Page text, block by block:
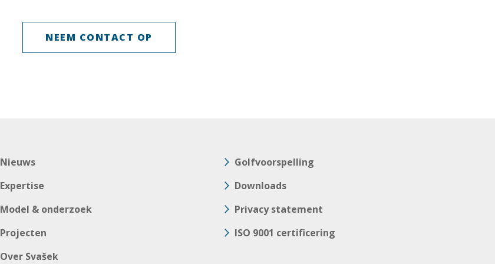
NEEM CONTACT OP
Nieuws
Expertise
Model & onderzoek
Projecten
Over Svašek
Golfvoorspelling
Downloads
Privacy statement
ISO 9001 certificering